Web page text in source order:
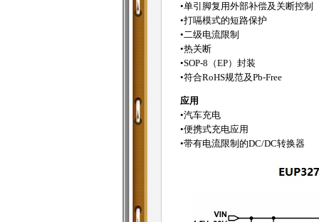
•单引脚复用外部补偿及关断控制
•打嗝模式的短路保护
•二级电流限制
•热关断
•SOP-8（EP）封装
•符合RoHS规范及Pb-Free
应用
•汽车充电
•便携式充电应用
•带有电流限制的DC/DC转换器